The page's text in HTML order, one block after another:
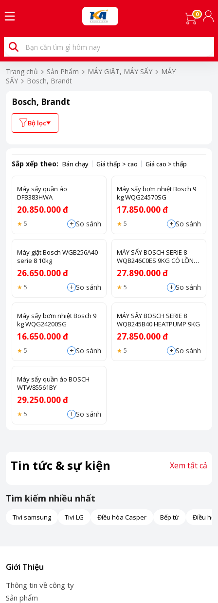
0
Trang chủ Sản Phẩm MÁY GIẶT, MÁY SẤY
MÁY
SẤY
Bosch, Brandt
Bosch, Brandt
Bộ lọc
Sắp xếp theo: Bán chạy Giá thấp > cao Giá cao > thấp
Máy sấy quần áo
DFB383HWA
20.850.000 đ
5 + So sánh
Máy sấy bơm nhiệt Bosch 9
kg WQG24570SG
17.850.000 đ
5 + So sánh
Máy giặt Bosch WGB256A40
serie 8 10kg
26.650.000 đ
5 + So sánh
MÁY SẤY BOSCH SERIE 8
WQB246C0ES 9KG CÓ LỒNG
SẤY GIÀY
27.890.000 đ
5 + So sánh
Máy sấy bơm nhiệt Bosch 9
kg WQG24200SG
16.650.000 đ
5 + So sánh
MÁY SẤY BOSCH SERIE 8
WQB245B40 HEATPUMP 9KG
27.850.000 đ
5 + So sánh
Máy sấy quần áo BOSCH
WTW85561BY
29.250.000 đ
5 + So sánh
Tin tức & sự kiện Xem tất cả
Tìm kiếm nhiều nhất
Tivi samsung Tivi LG Điều hòa Casper Bếp từ Điều
Giới Thiệu
Thông tin về công ty
Sản phẩm